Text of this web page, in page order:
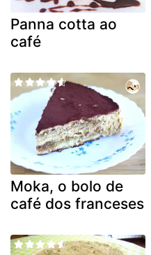
Panna cotta ao
café
Moka, o bolo de
café dos franceses